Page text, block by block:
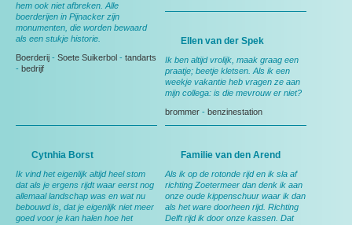
hem ook niet afbreken. Alle
boerderijen in Pijnacker zijn
monumenten, die worden bewaard
als een stukje historie.
Boerderij - Soete Suikerbol - tandarts
- bedrijf
Ellen van der Spek
Ik ben altijd vrolijk, maak graag een
praatje; beetje kletsen. Als ik een
weekje vakantie heb vragen ze aan
mijn collega: is die mevrouw er niet?
brommer - benzinestation
Cytnhia Borst
Ik vind het eigenlijk altijd heel stom
dat als je ergens rijdt waar eerst nog
allemaal landschap was en wat nu
bebouwd is, dat je eigenlijk niet meer
goed voor je kan halen hoe het
Familie van den Arend
Als ik op de rotonde rijd en ik sla af
richting Zoetermeer dan denk ik aan
onze oude kippenschuur waar ik dan
als het ware doorheen rijd. Richting
Delft rijd ik door onze kassen. Dat